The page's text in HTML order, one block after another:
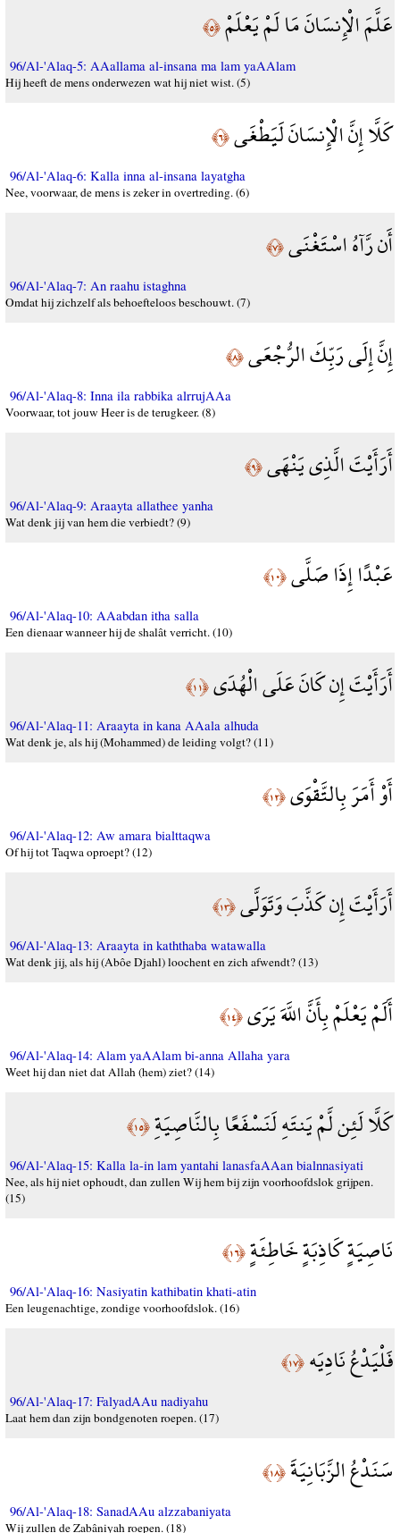
عَلَّمَ الْإِنسَانَ مَا لَمْ يَعْلَمْ﴿٥﴾
96/Al-'Alaq-5: AAallama al-insana ma lam yaAAlam
Hij heeft de mens onderwezen wat hij niet wist. (5)
كَلَّا إِنَّ الْإِنسَانَ لَيَطْغَى﴿٦﴾
96/Al-'Alaq-6: Kalla inna al-insana layatgha
Nee, voorwaar, de mens is zeker in overtreding. (6)
أَن رَّآهُ اسْتَغْنَى﴿٧﴾
96/Al-'Alaq-7: An raahu istaghna
Omdat hij zichzelf als behoefteloos beschouwt. (7)
إِنَّ إِلَى رَبِّكَ الرُّجْعَى﴿٨﴾
96/Al-'Alaq-8: Inna ila rabbika alrrujAAa
Voorwaar, tot jouw Heer is de terugkeer. (8)
أَرَأَيْتَ الَّذِي يَنْهَى﴿٩﴾
96/Al-'Alaq-9: Araayta allathee yanha
Wat denk jij van hem die verbiedt? (9)
عَبْدًا إِذَا صَلَّى﴿١٠﴾
96/Al-'Alaq-10: AAabdan itha salla
Een dienaar wanneer hij de shalât verricht. (10)
أَرَأَيْتَ إِن كَانَ عَلَى الْهُدَى﴿١١﴾
96/Al-'Alaq-11: Araayta in kana AAala alhuda
Wat denk je, als hij (Mohammed) de leiding volgt? (11)
أَوْ أَمَرَ بِالتَّقْوَى﴿١٢﴾
96/Al-'Alaq-12: Aw amara bialttaqwa
Of hij tot Taqwa oproept? (12)
أَرَأَيْتَ إِن كَذَّبَ وَتَوَلَّى﴿١٣﴾
96/Al-'Alaq-13: Araayta in kaththaba watawalla
Wat denk jij, als hij (Abôe Djahl) loochent en zich afwendt? (13)
أَلَمْ يَعْلَمْ بِأَنَّ اللَّهَ يَرَى﴿١٤﴾
96/Al-'Alaq-14: Alam yaAAlam bi-anna Allaha yara
Weet hij dan niet dat Allah (hem) ziet? (14)
كَلَّا لَئِن لَّمْ يَنتَهِ لَنَسْفَعًا بِالنَّاصِيَةِ﴿١٥﴾
96/Al-'Alaq-15: Kalla la-in lam yantahi lanasfaAAan bialnnasiyati
Nee, als hij niet ophoudt, dan zullen Wij hem bij zijn voorhoofdslok grijpen.
(15)
نَاصِيَةٍ كَاذِبَةٍ خَاطِئَةٍ﴿١٦﴾
96/Al-'Alaq-16: Nasiyatin kathibatin khati-atin
Een leugenachtige, zondige voorhoofdslok. (16)
فَلْيَدْعُ نَادِيَه﴿١٧﴾
96/Al-'Alaq-17: FalyadAAu nadiyahu
Laat hem dan zijn bondgenoten roepen. (17)
سَنَدْعُ الزَّبَانِيَةَ﴿١٨﴾
96/Al-'Alaq-18: SanadAAu alzzabaniyata
Wij zullen de Zabâniyah roepen. (18)